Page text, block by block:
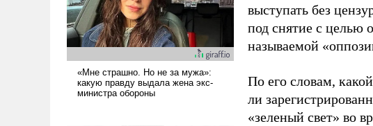
выступать без
под снятие с целью
называемой
По его словам,
ли
«зеленый свет» во